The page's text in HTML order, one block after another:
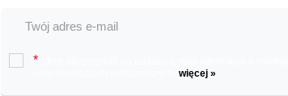
*
więcej »